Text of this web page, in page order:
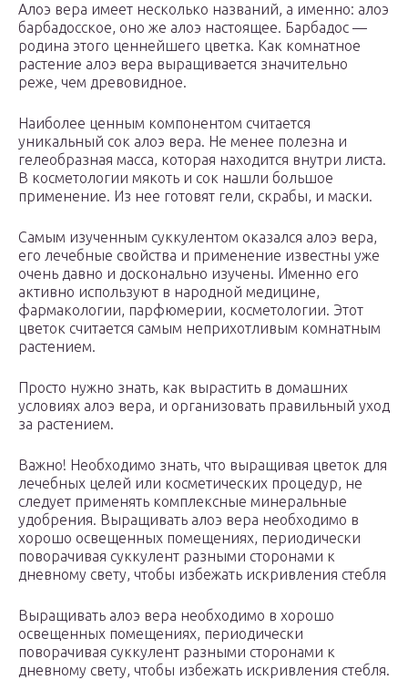
Алоэ вера имеет несколько названий, а именно: алоэ
барбадосское, оно же алоэ настоящее. Барбадос —
родина этого ценнейшего цветка. Как комнатное
растение алоэ вера выращивается значительно
реже, чем древовидное.
Наиболее ценным компонентом считается
уникальный сок алоэ вера. Не менее полезна и
гелеобразная масса, которая находится внутри листа.
В косметологии мякоть и сок нашли большое
применение. Из нее готовят гели, скрабы, и маски.
Самым изученным суккулентом оказался алоэ вера,
его лечебные свойства и применение известны уже
очень давно и досконально изучены. Именно его
активно используют в народной медицине,
фармакологии, парфюмерии, косметологии. Этот
цветок считается самым неприхотливым комнатным
растением.
Просто нужно знать, как вырастить в домашних
условиях алоэ вера, и организовать правильный уход
за растением.
Важно! Необходимо знать, что выращивая цветок для
лечебных целей или косметических процедур, не
следует применять комплексные минеральные
удобрения. Выращивать алоэ вера необходимо в
хорошо освещенных помещениях, периодически
поворачивая суккулент разными сторонами к
дневному свету, чтобы избежать искривления стебля
Выращивать алоэ вера необходимо в хорошо
освещенных помещениях, периодически
поворачивая суккулент разными сторонами к
дневному свету, чтобы избежать искривления стебля.